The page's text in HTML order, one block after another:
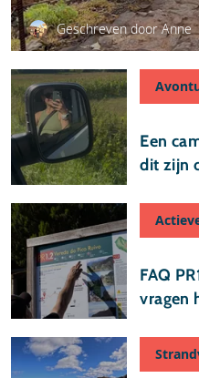
Geschreven door Anne
Een
dit zijn
FAQ
vragen